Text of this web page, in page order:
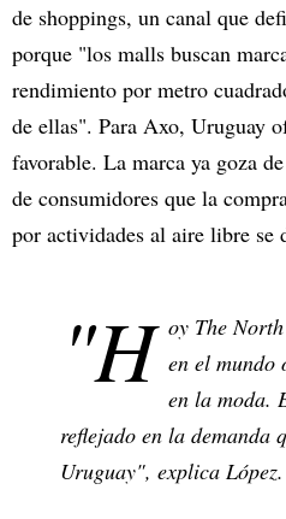
de shoppings, un canal que
porque "los malls buscan
rendimiento por metro
de ellas". Para Axo, Uruguay
favorable. La marca ya goza
de consumidores que la
por actividades al aire libre se
"H oy The
en el mundo
en la moda.
reflejado en la demanda
Uruguay", explica López.